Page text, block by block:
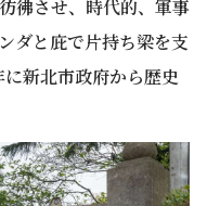
彿させ、時代的、軍事
ダと庇で片持ち梁を支
新北市政府から歴史